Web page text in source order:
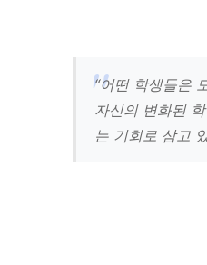
“어떤 학생들은
자신의 변화된
는 기회로 삼고